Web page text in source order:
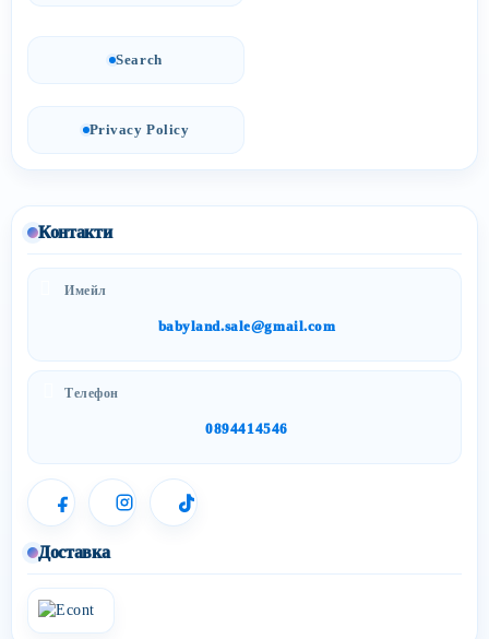
Search
Privacy Policy
Контакти
Имейл
babyland.sale@gmail.com
Телефон
0894414546
Доставка